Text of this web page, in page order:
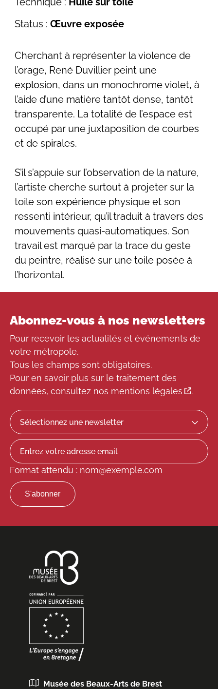
Status : Œuvre exposée
Cherchant à représenter la violence de
l’orage, René Duvillier peint une
explosion, dans un monochrome violet, à
l’aide d’une matière tantôt dense, tantôt
transparente. La totalité de l’espace est
occupé par une juxtaposition de courbes
et de spirales.
S’il s’appuie sur l’observation de la nature,
l’artiste cherche surtout à projeter sur la
toile son expérience physique et son
ressenti intérieur, qu’il traduit à travers des
mouvements quasi-automatiques. Son
travail est marqué par la trace du geste
du peintre, réalisé sur une toile posée à
l’horizontal.
Abonnez-vous à nos newsletters
Pour recevoir les actualités et événements de
votre métropole.
Tous les champs sont obligatoires.
Pour en savoir plus sur le traitement des
données, consultez nos mentions légales .
Format attendu : nom@exemple.com
Musée des Beaux-Arts de Brest